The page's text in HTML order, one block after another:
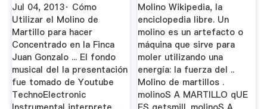
Jul 04, 2013· Cómo
Utilizar el Molino de
Martillo para hacer
Concentrado en la Finca
Juan Gonzalo ... El fondo
musical del la presentación
fue tomado de Youtube
TechnoElectronic
Molino Wikipedia, la
enciclopedia libre. Un
molino es un artefacto o
máquina que sirve para
moler utilizando una
energía: la fuerza del ..
Molino de martillos .
molinoS A MARTILLO qUE